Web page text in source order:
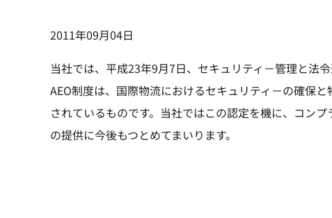
2011年09月04日
当社では、平成23年9月7日、セキュリティ－管理と法
AEO制度は、国際物流におけるセキュリティ－の確保
されているものです。当社ではこの認定を機に、コン
の提供に今後もつとめてまいります。